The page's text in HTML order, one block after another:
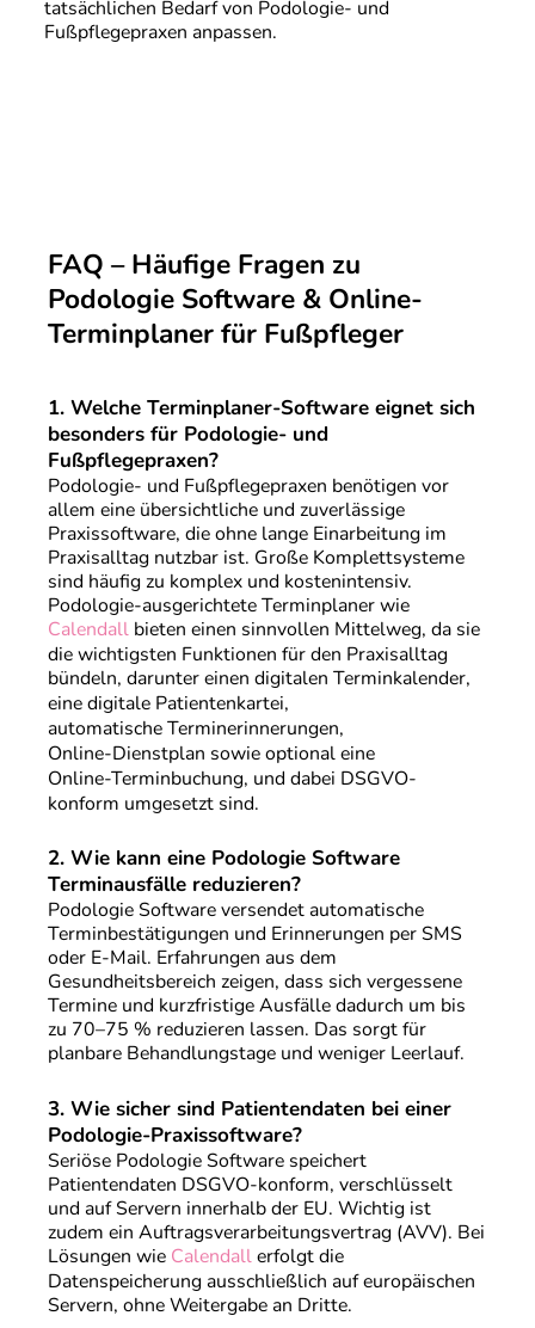
tatsächlichen Bedarf von Podologie- und
Fußpflegepraxen anpassen.
FAQ – Häufige Fragen zu
Podologie Software & Online-
Terminplaner für Fußpfleger
1. Welche Terminplaner-Software eignet sich
besonders für Podologie- und
Fußpflegepraxen?
Podologie- und Fußpflegepraxen benötigen vor
allem eine übersichtliche und zuverlässige
Praxissoftware, die ohne lange Einarbeitung im
Praxisalltag nutzbar ist. Große Komplettsysteme
sind häufig zu komplex und kostenintensiv.
Podologie-ausgerichtete Terminplaner wie
Calendallbieten einen sinnvollen Mittelweg, da sie
die wichtigsten Funktionen für den Praxisalltag
bündeln, darunter einen digitalen Terminkalender,
einedigitale Patientenkartei,
automatische Terminerinnerungen,
Online-Dienstplan sowie optional eine
Online-Terminbuchung, und dabei DSGVO-
konform umgesetzt sind.
2. Wie kann eine Podologie Software
Terminausfälle reduzieren?
Podologie Software versendet automatische
Terminbestätigungen und Erinnerungen per SMS
oder E-Mail. Erfahrungen aus dem
Gesundheitsbereich zeigen, dass sich vergessene
Termine und kurzfristige Ausfälle dadurch um bis
zu 70–75 % reduzieren lassen. Das sorgt für
planbare Behandlungstage und weniger Leerlauf.
3. Wie sicher sind Patientendaten bei einer
Podologie-Praxissoftware?
Seriöse Podologie Software speichert
Patientendaten DSGVO-konform, verschlüsselt
und auf Servern innerhalb der EU. Wichtig ist
zudem ein Auftragsverarbeitungsvertrag (AVV). Bei
Lösungen wie Calendallerfolgt die
Datenspeicherung ausschließlich auf europäischen
Servern, ohne Weitergabe an Dritte.